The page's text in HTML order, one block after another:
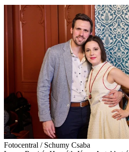
Fotocentral / Schumy Csaba